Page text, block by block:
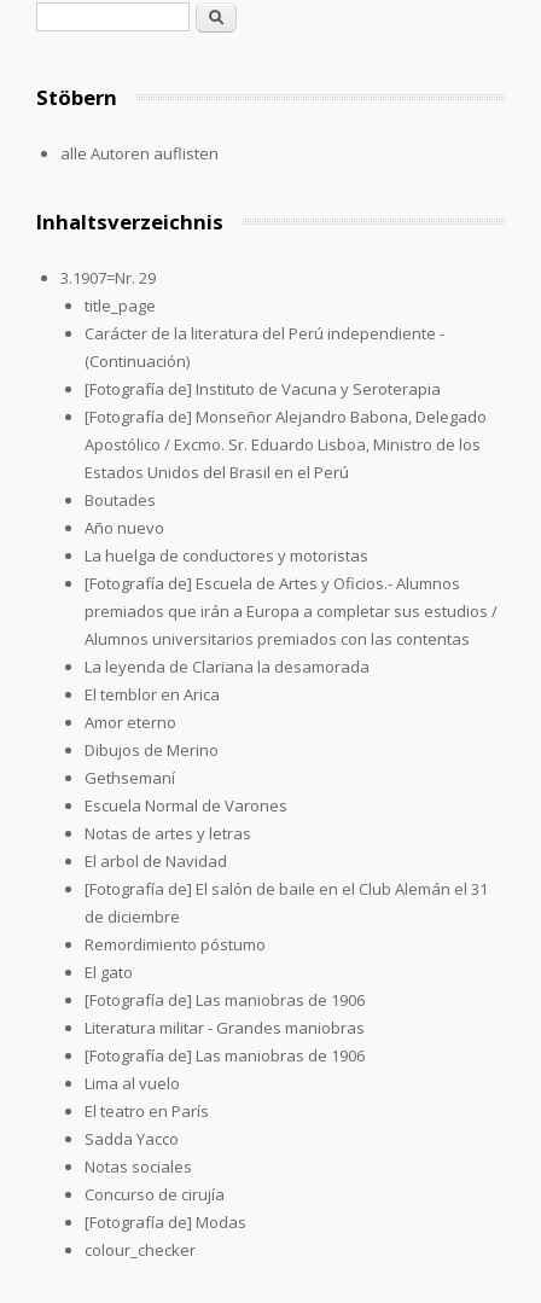
Suche
Stöbern
alle Autoren auflisten
Inhaltsverzeichnis
3.1907=Nr. 29
title_page
Carácter de la literatura del Perú independiente -
(Continuación)
[Fotografía de] Instituto de Vacuna y Seroterapia
[Fotografía de] Monseñor Alejandro Babona, Delegado
Apostólico / Excmo. Sr. Eduardo Lisboa, Ministro de los
Estados Unidos del Brasil en el Perú
Boutades
Año nuevo
La huelga de conductores y motoristas
[Fotografía de] Escuela de Artes y Oficios.- Alumnos
premiados que irán a Europa a completar sus estudios /
Alumnos universitarios premiados con las contentas
La leyenda de Clariana la desamorada
El temblor en Arica
Amor eterno
Dibujos de Merino
Gethsemaní
Escuela Normal de Varones
Notas de artes y letras
El arbol de Navidad
[Fotografía de] El salón de baile en el Club Alemán el 31
de diciembre
Remordimiento póstumo
El gato
[Fotografía de] Las maniobras de 1906
Literatura militar - Grandes maniobras
[Fotografía de] Las maniobras de 1906
Lima al vuelo
El teatro en París
Sadda Yacco
Notas sociales
Concurso de cirujía
[Fotografía de] Modas
colour_checker